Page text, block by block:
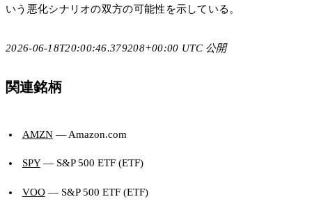
いう悪化シナリオの双方の可能性を示している。
2026-06-18T20:00:46.379208+00:00 UTC 公開
関連銘柄
AMZN— Amazon.com
SPY— S&P 500 ETF (ETF)
VOO— S&P 500 ETF (ETF)